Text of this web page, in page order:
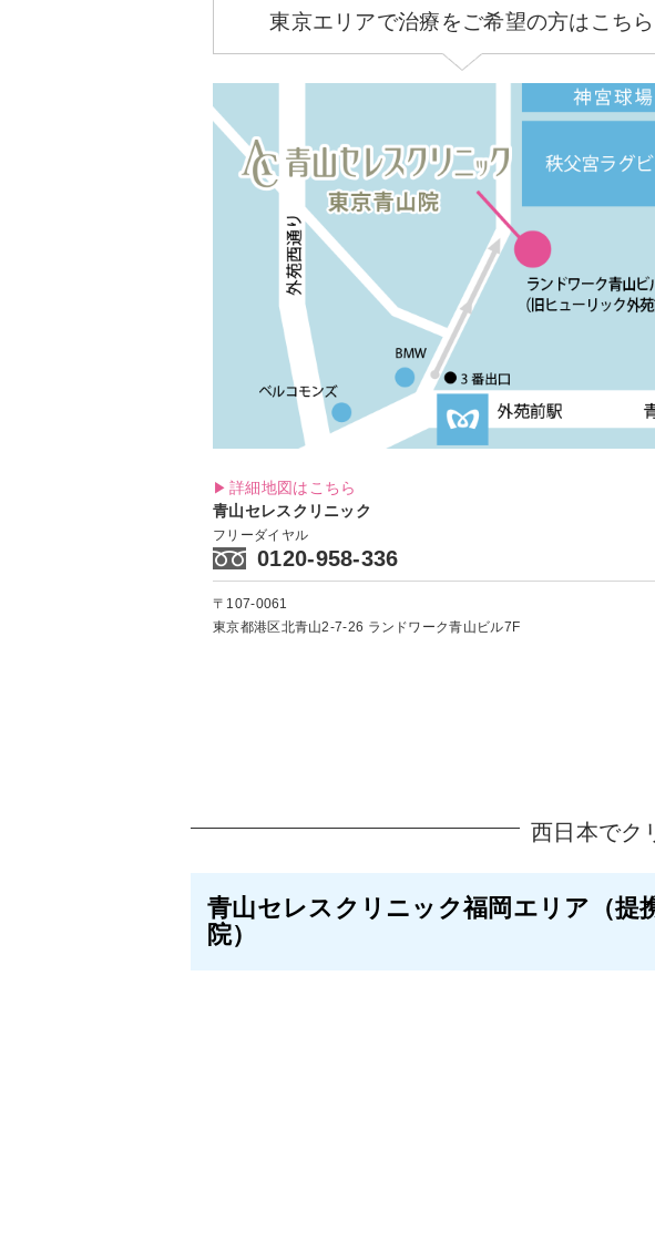
東京エリアで治療をご希望の方はこちら
詳細地図はこちら
青山セレスクリニック
フリーダイヤル
0120-958-336
〒107-0061
東京都港区北青山2-7-26 ランドワーク青山ビル7F
西日本でク
青山セレスクリニック福岡エリア （
院）